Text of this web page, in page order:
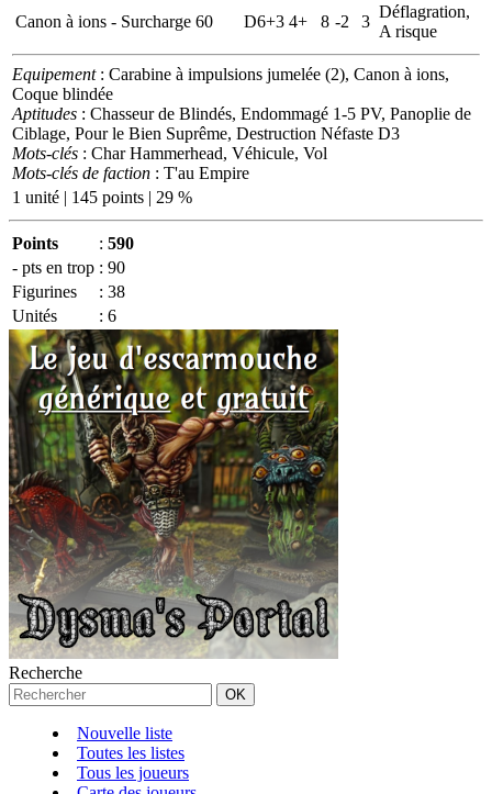
Canon à ions - Surcharge 60 D6+3 4+ 8 -2 3
Déflagration,
A risque
Equipement: Carabine à impulsions jumelée (2), Canon à ions,
Coque blindée
Aptitudes : Chasseur de Blindés, Endommagé 1-5 PV, Panoplie de
Ciblage, Pour le Bien Suprême, Destruction Néfaste D3
Mots-clés : Char Hammerhead, Véhicule, Vol
Mots-clés de faction : T'au Empire
1 unité | 145 points | 29 %
Points : 590
- pts en trop : 90
Figurines
: 38
Unités
: 6
Recherche
Nouvelle liste
Toutes les listes
Tous les joueurs